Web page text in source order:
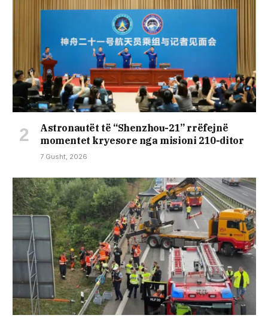
Astronautët të “Shenzhou-21” rrëfejnë
momentet kryesore nga misioni 210-ditor
7 Gusht, 2026